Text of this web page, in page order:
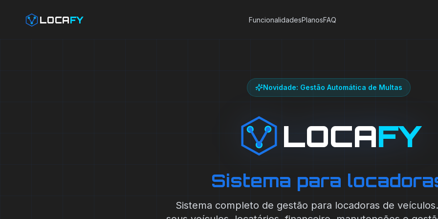
LOCAFY FuncionalidadesPlanosFAQ
Novidade: Gestão Automática de Multas
LOCAFY
Sistema para
Sistema completo de gestão para locadoras de